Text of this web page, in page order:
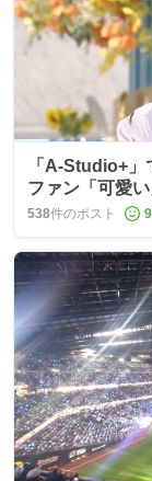
「A-Studio+
ファン「可愛
538件のポスト